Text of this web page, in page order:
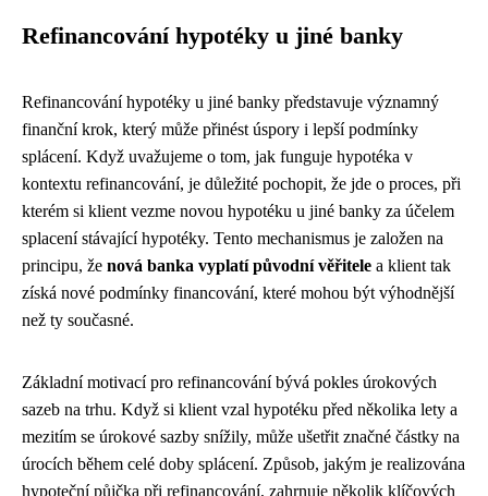
Refinancování hypotéky u jiné banky
Refinancování hypotéky u jiné banky představuje významný
finanční krok, který může přinést úspory i lepší podmínky
splácení. Když uvažujeme o tom, jak funguje hypotéka v
kontextu refinancování, je důležité pochopit, že jde o proces, při
kterém si klient vezme novou hypotéku u jiné banky za účelem
splacení stávající hypotéky. Tento mechanismus je založen na
principu, že nová banka vyplatí původní věřitele a klient tak
získá nové podmínky financování, které mohou být výhodnější
než ty současné.
Základní motivací pro refinancování bývá pokles úrokových
sazeb na trhu. Když si klient vzal hypotéku před několika lety a
mezitím se úrokové sazby snížily, může ušetřit značné částky na
úrocích během celé doby splácení. Způsob, jakým je realizována
hypoteční půjčka při refinancování, zahrnuje několik klíčových